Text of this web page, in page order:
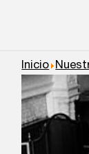
Inicio